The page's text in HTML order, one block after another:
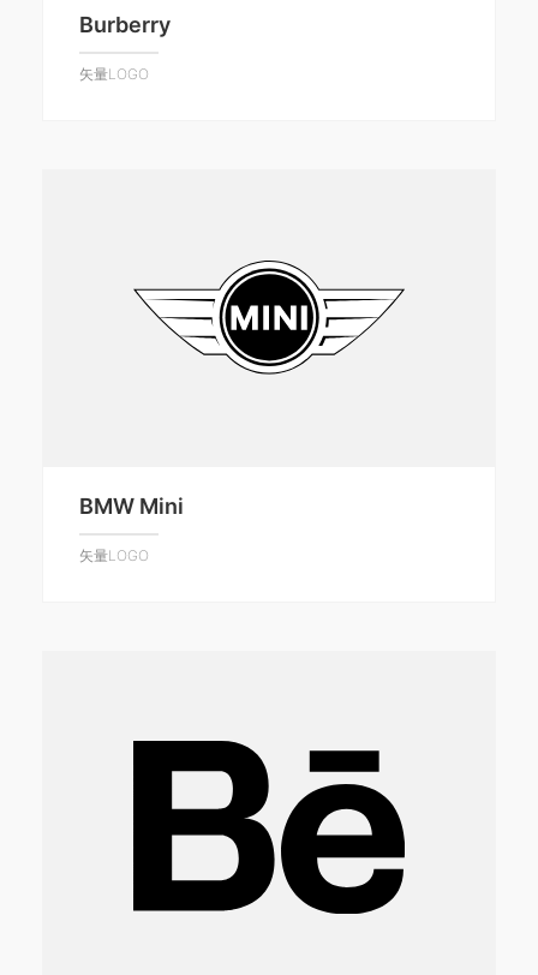
Burberry
矢量LOGO
BMW Mini
矢量LOGO